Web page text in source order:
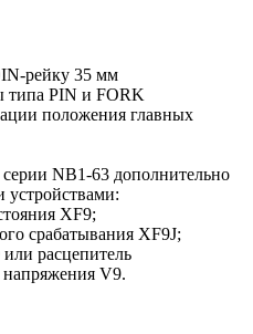
рейку 35 мм
типа PIN и FORK
положения главных
NB1-63 дополнительно
устройствами:
XF9;
срабатывания XF9J;
расцепитель
V9.